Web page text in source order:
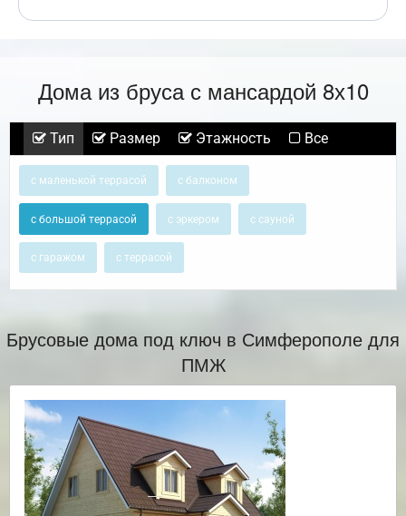
Дома из бруса с мансардой 8х10
Тип Размер Этажность Все
с маленькой террасой с балконом
с большой террасой с эркером с сауной
с гаражом с террасой
Брусовые дома под ключ в Симферополе для
ПМЖ